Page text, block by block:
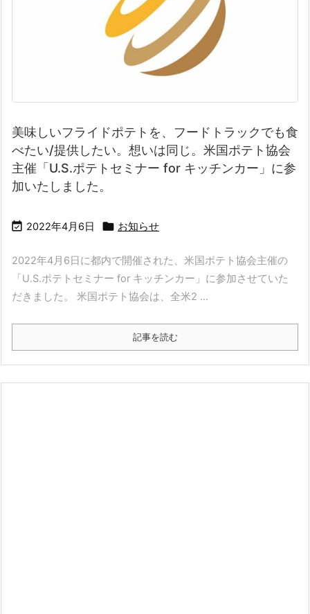
美味しいフライドポテトを、フードトラックでも食
べたい/提供したい。想いは同じ。米国ポテト協会
主催「U.S.ポテトセミナー for キッチンカー」に参
加いたしました。
 2022年4月6日  お知らせ
2022年4月6日に都内で開催された、米国ポテト協会主催の
「U.S.ポテトセミナー for キッチンカー」に参加させていた
だきました。 米国ポテト協会は、全米2 ...
記事を読む